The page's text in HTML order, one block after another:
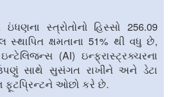
સ્ત્રોતોનો હિસ્સો 256.09
ક્ષમતાના51% થી વધુ છે,
ઇન્ટેલિજન્સ (AI)
ઇન્ફ્રાસ્ટ્રક્ચરના
સાથે સુસંગત રાખીને અને ડેટા
ફૂટપ્રિન્ટને ઓછો કરે છે.